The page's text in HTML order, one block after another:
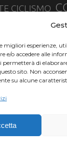
migliori esperienze,
e/o accedere alle
permetterà di
sito. Non
su alcune
CICLISMO
HERVÉ
LUCA BRAIDOT
MATHIEU VAN
TRIATHLON